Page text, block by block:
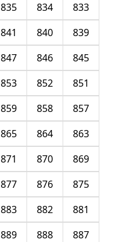
833
834
835
839
840
841
845
846
847
851
852
853
857
858
859
863
864
865
869
870
871
875
876
877
881
882
883
887
888
889